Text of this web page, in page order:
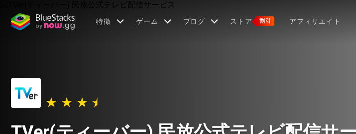
特徴 ゲーム ブログ ストア 割引 アフィリエイト